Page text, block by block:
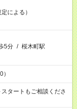
による）
5分 / 桜木町駅
タートもご相談くださ